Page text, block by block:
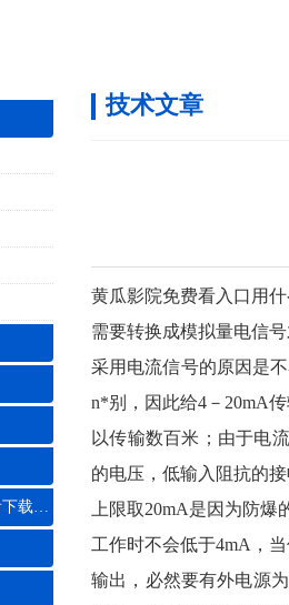
黄瓜视频APP免费观看下载安装
技术文章
黄瓜影院免费看入口用
需要转换成模拟量电信
采用电流信号的原因是
n*别，因此给4－20mA
以传输数百米；由于电
的电压，低输入阻抗的
上限取20mA是因为防
工作时不会低于4mA，
输出，必然要有外电源